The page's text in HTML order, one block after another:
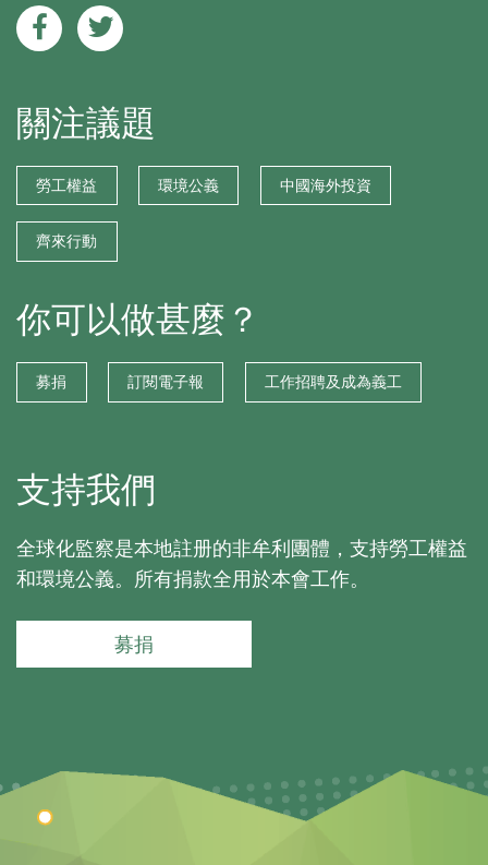
關注議題
勞工權益 環境公義 中國海外投資
齊來行動
你可以做甚麼？
募捐 訂閱電子報 工作招聘及成為義工
支持我們
全球化監察是本地註册的非牟利團體，支持勞工權益
和環境公義。所有捐款全用於本會工作。
募捐